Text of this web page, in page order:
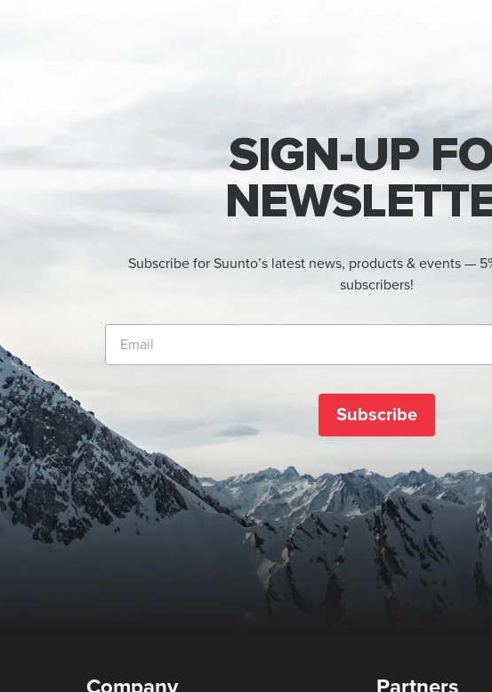
SIGN-UP
Subscribe for Suunto’s latest news, products & events —
subscribers!
Subscribe
Company Partners